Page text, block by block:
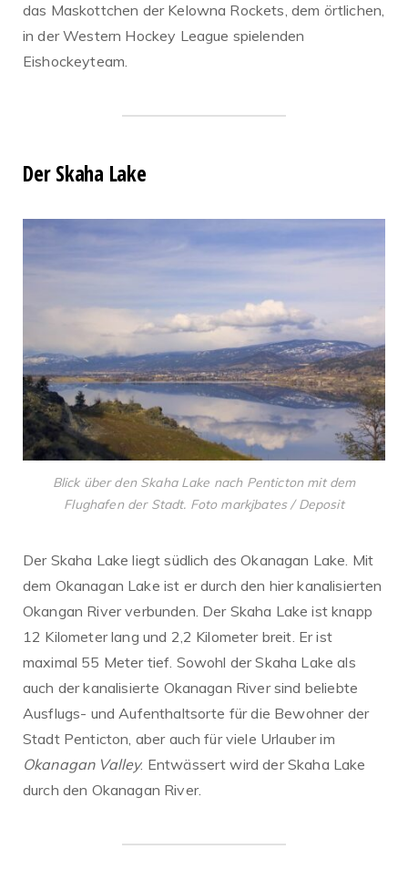
das Maskottchen der Kelowna Rockets, dem örtlichen,
in der Western Hockey League spielenden
Eishockeyteam.
Der Skaha Lake
Blick über den Skaha Lake nach Penticton mit dem
Flughafen der Stadt. Foto markjbates / Deposit
Der Skaha Lake liegt südlich des Okanagan Lake. Mit
dem Okanagan Lake ist er durch den hier kanalisierten
Okangan River verbunden. Der Skaha Lake ist knapp
12 Kilometer lang und 2,2 Kilometer breit. Er ist
maximal 55 Meter tief. Sowohl der Skaha Lake als
auch der kanalisierte Okanagan River sind beliebte
Ausflugs- und Aufenthaltsorte für die Bewohner der
Stadt Penticton, aber auch für viele Urlauber im
Okanagan Valley. Entwässert wird der Skaha Lake
durch den Okanagan River.